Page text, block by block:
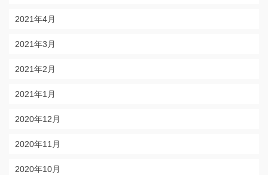
2021年4月
2021年3月
2021年2月
2021年1月
2020年12月
2020年11月
2020年10月